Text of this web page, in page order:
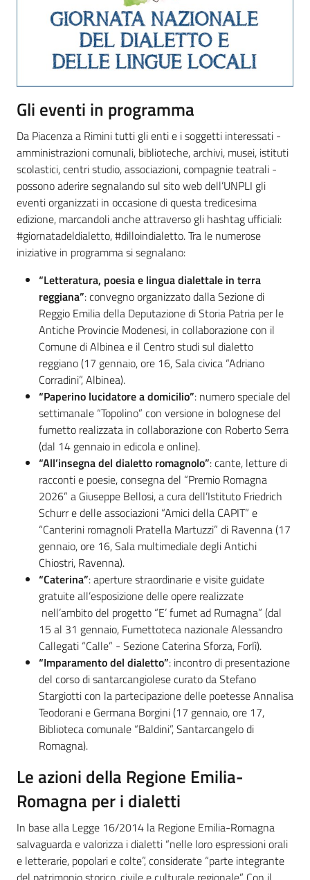
Gli eventi in programma
Da Piacenza a Rimini tutti gli enti e i soggetti interessati -
amministrazioni comunali, biblioteche, archivi, musei, istituti
scolastici, centri studio, associazioni, compagnie teatrali -
possono aderire segnalando sul sito web dell’UNPLI gli
eventi organizzati in occasione di questa tredicesima
edizione, marcandoli anche attraverso gli hashtag ufficiali:
#giornatadeldialetto, #dilloindialetto. Tra le numerose
iniziative in programma si segnalano:
“Letteratura, poesia e lingua dialettale in terra
reggiana”: convegno organizzato dalla Sezione di
Reggio Emilia della Deputazione di Storia Patria per le
Antiche Provincie Modenesi, in collaborazione con il
Comune di Albinea e il Centro studi sul dialetto
reggiano (17 gennaio, ore 16, Sala civica “Adriano
Corradini”, Albinea).
“Paperino lucidatore a domicilio”: numero speciale del
settimanale “Topolino” con versione in bolognese del
fumetto realizzata in collaborazione con Roberto Serra
(dal 14 gennaio in edicola e online).
“All’insegna del dialetto romagnolo”: cante, letture di
racconti e poesie, consegna del “Premio Romagna
2026” a Giuseppe Bellosi, a cura dell’Istituto Friedrich
Schurr e delle associazioni “Amici della CAPIT” e
“Canterini romagnoli Pratella Martuzzi” di Ravenna (17
gennaio, ore 16, Sala multimediale degli Antichi
Chiostri, Ravenna).
“Caterina”: aperture straordinarie e visite guidate
gratuite all’esposizione delle opere realizzate
nell’ambito del progetto “E’ fumet ad Rumagna” (dal
15 al 31 gennaio, Fumettoteca nazionale Alessandro
Callegati “Calle” - Sezione Caterina Sforza, Forlì).
“Imparamento del dialetto”: incontro di presentazione
del corso di santarcangiolese curato da Stefano
Stargiotti con la partecipazione delle poetesse Annalisa
Teodorani e Germana Borgini (17 gennaio, ore 17,
Biblioteca comunale “Baldini”, Santarcangelo di
Romagna).
Le azioni della Regione Emilia-
Romagna per i dialetti
In base alla Legge 16/2014 la Regione Emilia-Romagna
salvaguarda e valorizza i dialetti “nelle loro espressioni orali
e letterarie, popolari e colte”, considerate “parte integrante